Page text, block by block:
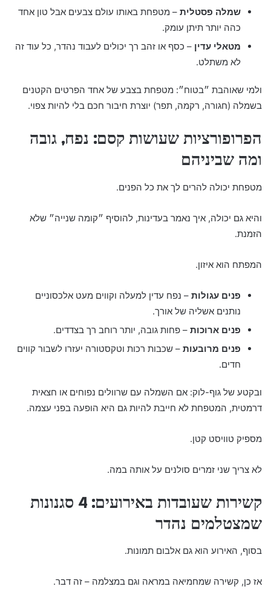
שמלה פסטלית – מטפחת באותו עולם צבעים אבל טון אחד
כהה יותר תיתן עומק.
מטאלי עדין – כסף או זהב רך יכולים לעבוד נהדר, כל עוד זה
לא משתלט.
ולמי שאוהבת ״בטוח״: מטפחת בצבע של אחד הפרטים הקטנים
בשמלה (חגורה, רקמה, תפר) יוצרת חיבור חכם בלי להיות צפוי.
הפרופורציות שעושות קסם: נפח, גובה
ומה שביניהם
מטפחת יכולה להרים לך את כל הפנים.
והיא גם יכולה, איך נאמר בעדינות, להוסיף ״קומה שנייה״ שלא
הזמנת.
המפתח הוא איזון.
פנים עגולות – נפח עדין למעלה וקווים מעט אלכסוניים
נותנים אשליה של אורך.
פנים ארוכות – פחות גובה, יותר רוחב רך בצדדים.
פנים מרובעות – שכבות רכות וטקסטורה יעזרו לשבור קווים
חדים.
ובקטע של גוף-לוק: אם השמלה עם שרוולים נפוחים או חצאית
דרמטית, המטפחת לא חייבת להיות גם היא הופעה בפני עצמה.
מספיק טוויסט קטן.
לא צריך שני זמרים סולנים על אותה במה.
קשירות שעובדות באירועים: 4 סגנונות
שמצטלמים נהדר
בסוף, האירוע הוא גם אלבום תמונות.
אז כן, קשירה שמחמיאה במראה וגם במצלמה – זה דבר.